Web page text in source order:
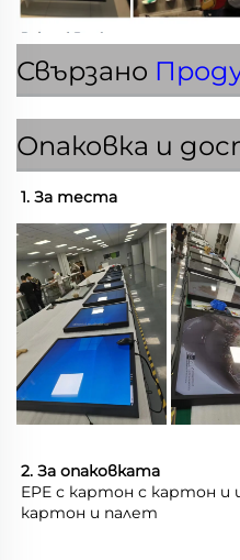
Свързано
Опаковка и
1. За теста
2. За опаковката
EPE с картон с картон и
картон и палет